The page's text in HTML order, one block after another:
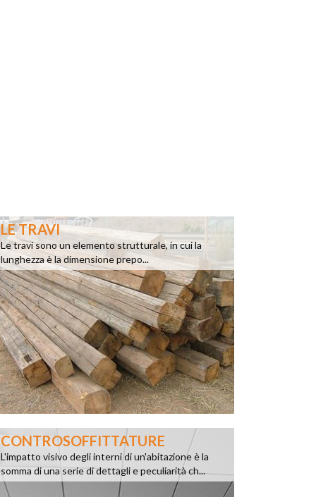
LE TRAVI
Le travi sono un elemento strutturale, in cui la
lunghezza è la dimensione prepo...
CONTROSOFFITTATURE
L'impatto visivo degli interni di un'abitazione è la
somma di una serie di dettagli e peculiarità ch...